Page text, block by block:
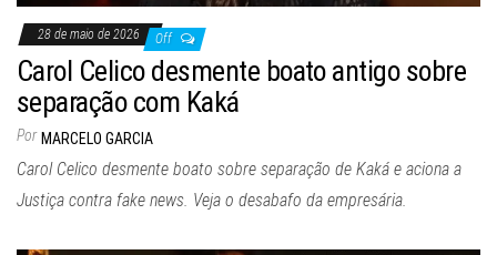
28 de maio de 2026 Off
Carol Celico desmente boato antigo sobre
separação com Kaká
Por MARCELO GARCIA
Carol Celico desmente boato sobre separação de Kaká e aciona a
Justiça contra fake news. Veja o desabafo da empresária.